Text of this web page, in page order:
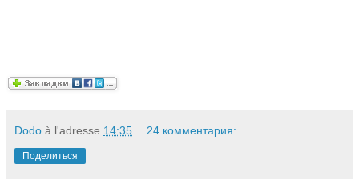
Dodo à l'adresse 14:35 24 комментария:
Поделиться